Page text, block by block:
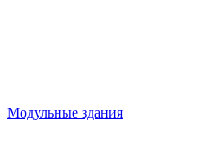
Модульные здания